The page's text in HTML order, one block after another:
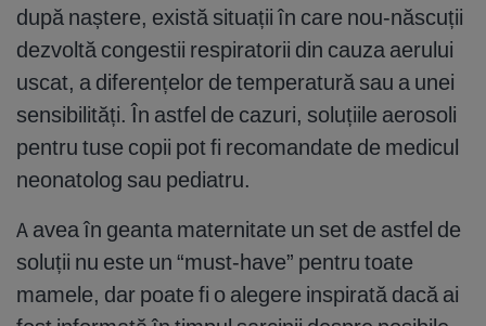
după naștere, există situații în care nou-născuții
dezvoltă congestii respiratorii din cauza aerului
uscat, a diferențelor de temperatură sau a unei
sensibilități. În astfel de cazuri, soluțiile aerosoli
pentru tuse copii pot fi recomandate de medicul
neonatolog sau pediatru.
A avea în geanta maternitate un set de astfel de
soluții nu este un “must-have” pentru toate
mamele, dar poate fi o alegere inspirată dacă ai